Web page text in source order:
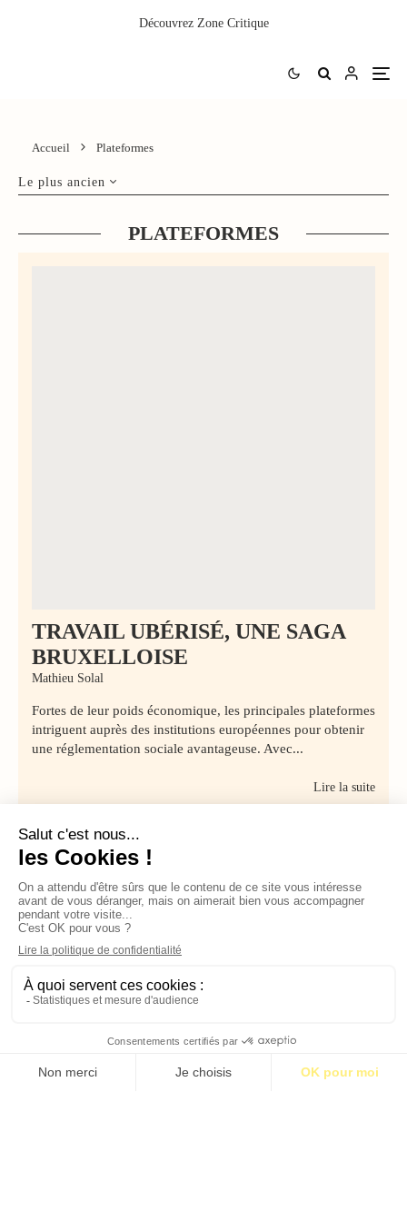
Découvrez Zone Critique
Accueil Plateformes
Le plus ancien
PLATEFORMES
TRAVAIL UBÉRISÉ, UNE SAGA
BRUXELLOISE
Mathieu Solal
Fortes de leur poids économique, les principales plateformes
intriguent auprès des institutions européennes pour obtenir
une réglementation sociale avantageuse. Avec...
Lire la suite
Contact Qui sommes-nous ?
2026 © BASTILLE MEDIA |Mentions légales |Politique de confidentialité
S’abonner pour 1€ S’abonner